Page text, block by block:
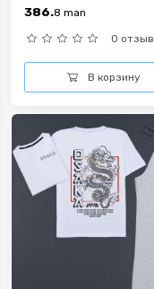
386.8 man
0
В корзину